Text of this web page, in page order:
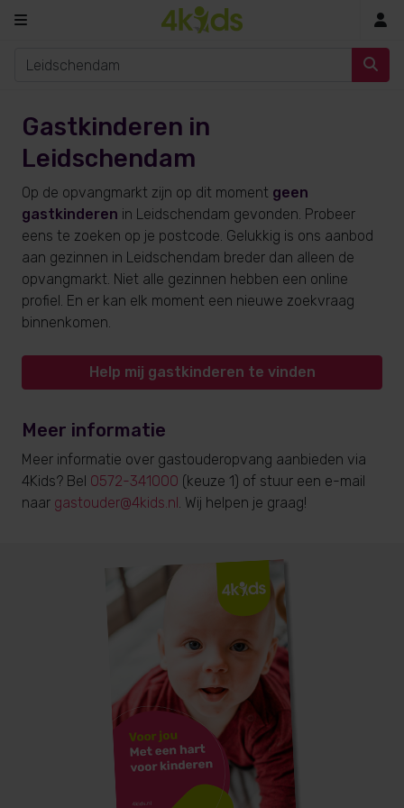
Gastkinderen in
Leidschendam
Op de opvangmarkt zijn op dit moment geen
gastkinderen in Leidschendam gevonden. Probeer
eens te zoeken op je postcode. Gelukkig is ons aanbod
aan gezinnen in Leidschendam breder dan alleen de
opvangmarkt. Niet alle gezinnen hebben een online
profiel. En er kan elk moment een nieuwe zoekvraag
binnenkomen.
Help mij gastkinderen te vinden
Meer informatie
Meer informatie over gastouderopvang aanbieden via
4Kids? Bel 0572-341000 (keuze 1) of stuur een e-mail
naar gastouder@4kids.nl. Wij helpen je graag!